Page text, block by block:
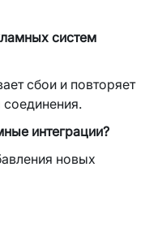
систем
сбои и повторяет
соединения.
интеграции?
новых